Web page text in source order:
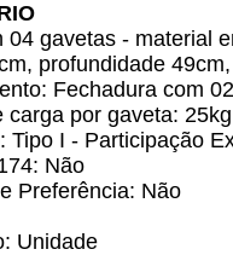
04 gavetas - material
profundidade
Fechadura com
carga por gaveta:
Tipo I - Participação
Não
Preferência: Não
Unidade